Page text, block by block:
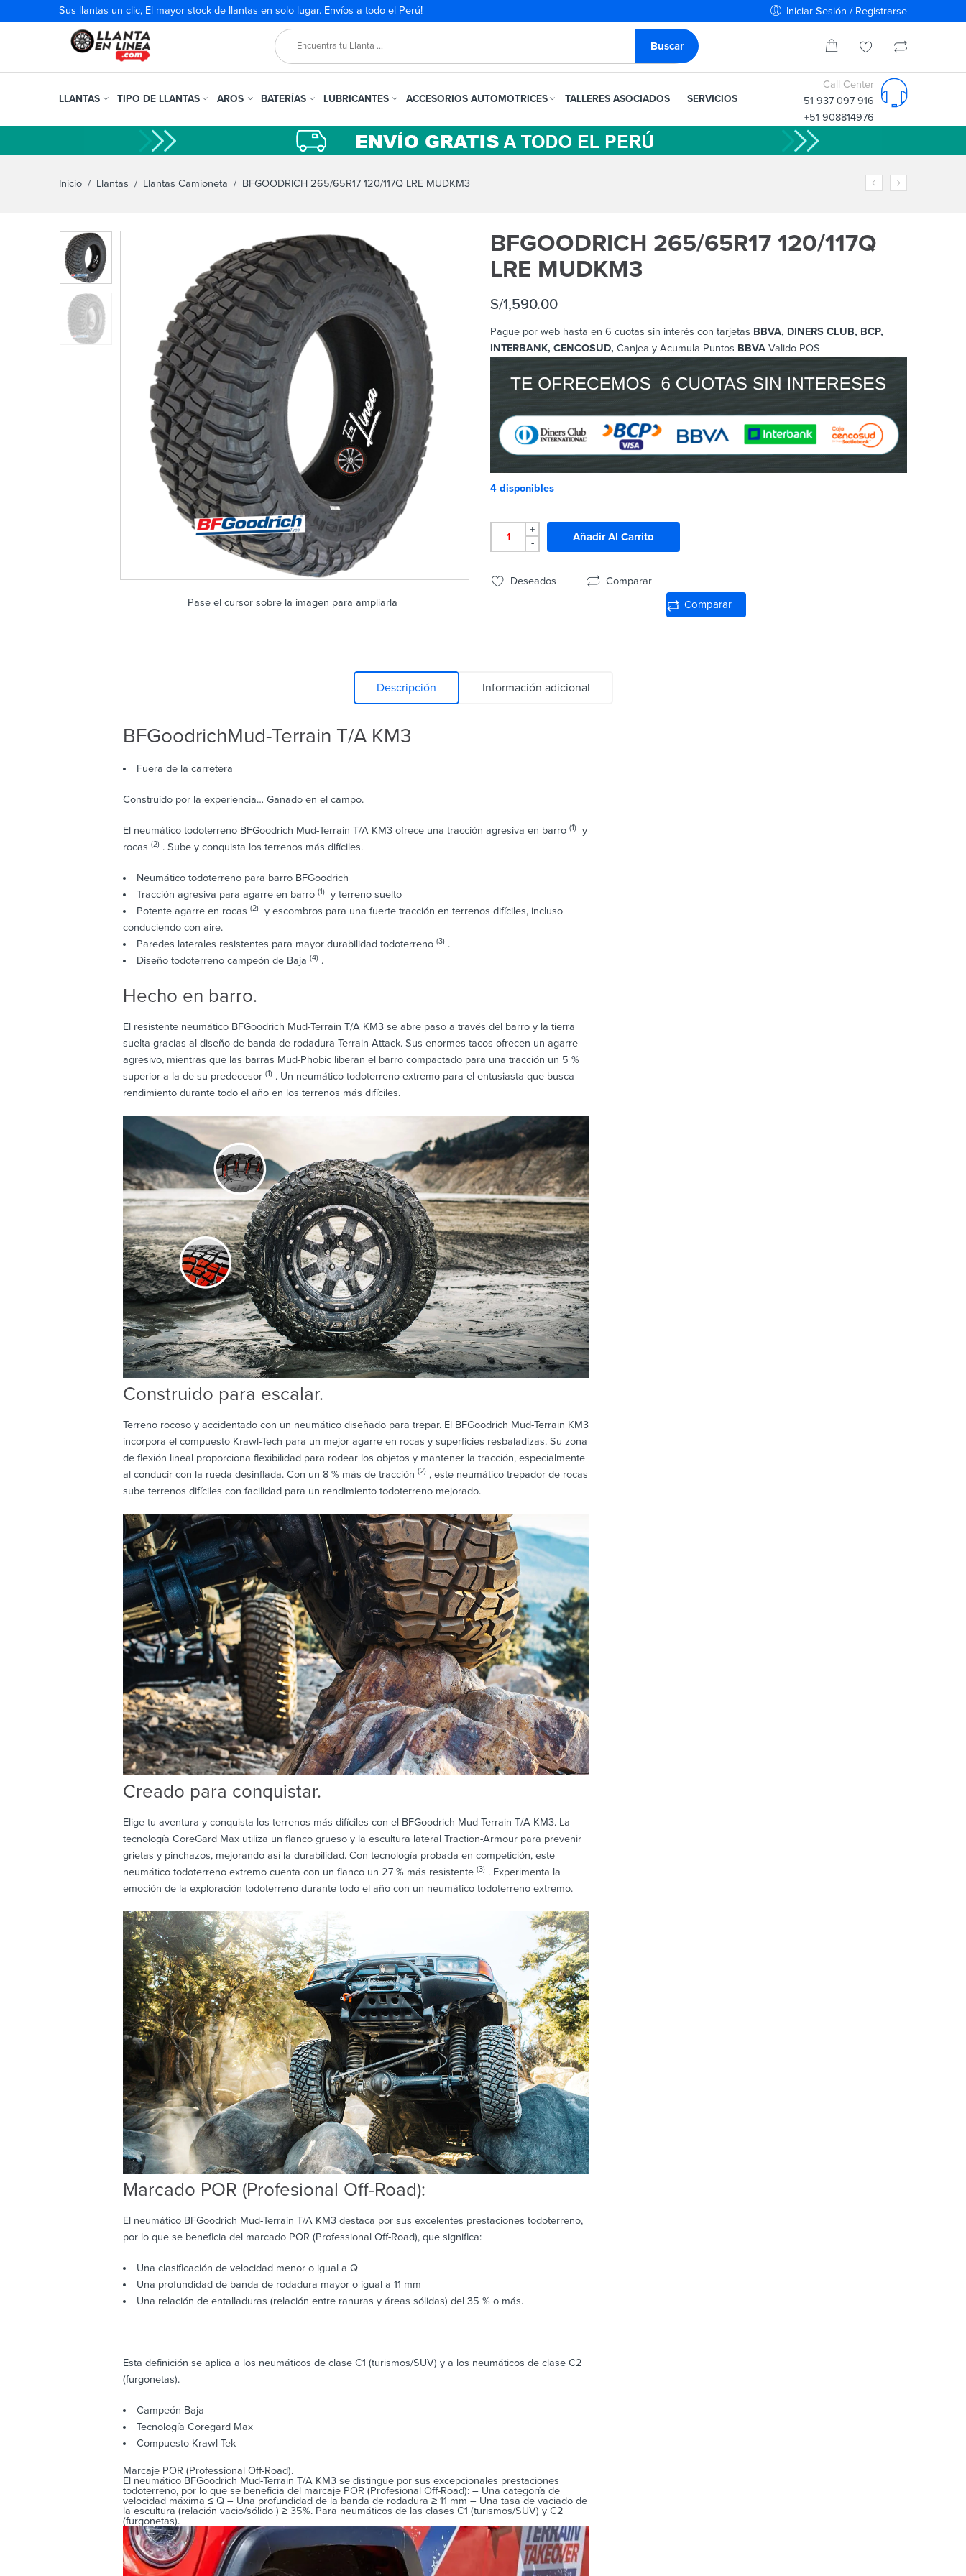
Sus llantas un clic, El mayor stock de llantas en solo lugar. Envíos a todo el Perú! Iniciar Sesión / Registrarse
LLANTAS TIPO DE LLANTAS AROS BATERÍAS LUBRICANTES ACCESORIOS AUTOMOTRICES TALLERES ASOCIADOS SERVICIOS
Call Center
+51 937 097 916
+51 908814976
Inicio / Llantas / Llantas Camioneta / BFGOODRICH 265/65R17 120/117Q LRE MUDKM3
Pase el cursor sobre la imagen para ampliarla
BFGOODRICH 265/65R17 120/117Q
LRE MUDKM3
S/1,590.00
Pague por web hasta en 6 cuotas sin interés con tarjetas BBVA, DINERS CLUB, BCP,
INTERBANK, CENCOSUD, Canjea y Acumula Puntos BBVA Valido POS
4 disponibles
+
-
Añadir Al Carrito
Deseados Comparar
Comparar
Descripción Información adicional
BFGoodrichMud-Terrain T/A KM3
Fuera de la carretera
Construido por la experiencia… Ganado en el campo.
El neumático todoterreno BFGoodrich Mud-Terrain T/A KM3 ofrece una tracción agresiva en barro (1)y
rocas (2). Sube y conquista los terrenos más difíciles.
Neumático todoterreno para barro BFGoodrich
Tracción agresiva para agarre en barro (1)
y terreno suelto
Potente agarre en rocas (2)
y escombros para una fuerte tracción en terrenos difíciles, incluso
conduciendo con aire.
Paredes laterales resistentes para mayor durabilidad todoterreno (3) .
Diseño todoterreno campeón de Baja (4) .
Hecho en barro.
El resistente neumático BFGoodrich Mud-Terrain T/A KM3 se abre paso a través del barro y la tierra
suelta gracias al diseño de banda de rodadura Terrain-Attack. Sus enormes tacos ofrecen un agarre
agresivo, mientras que las barras Mud-Phobic liberan el barro compactado para una tracción un 5 %
superior a la de su predecesor (1). Un neumático todoterreno extremo para el entusiasta que busca
rendimiento durante todo el año en los terrenos más difíciles.
Construido para escalar.
Terreno rocoso y accidentado con un neumático diseñado para trepar. El BFGoodrich Mud-Terrain KM3
incorpora el compuesto Krawl-Tech para un mejor agarre en rocas y superficies resbaladizas. Su zona
de flexión lineal proporciona flexibilidad para rodear los objetos y mantener la tracción, especialmente
al conducir con la rueda desinflada. Con un 8 % más de tracción (2), este neumático trepador de rocas
sube terrenos difíciles con facilidad para un rendimiento todoterreno mejorado.
Creado para conquistar.
Elige tu aventura y conquista los terrenos más difíciles con el BFGoodrich Mud-Terrain T/A KM3. La
tecnología CoreGard Max utiliza un flanco grueso y la escultura lateral Traction-Armour para prevenir
grietas y pinchazos, mejorando así la durabilidad. Con tecnología probada en competición, este
neumático todoterreno extremo cuenta con un flanco un 27 % más resistente (3). Experimenta la
emoción de la exploración todoterreno durante todo el año con un neumático todoterreno extremo.
Marcado POR (Profesional Off-Road):
El neumático BFGoodrich Mud-Terrain T/A KM3 destaca por sus excelentes prestaciones todoterreno,
por lo que se beneficia del marcado POR (Professional Off-Road), que significa:
Una clasificación de velocidad menor o igual a Q
Una profundidad de banda de rodadura mayor o igual a 11 mm
Una relación de entalladuras (relación entre ranuras y áreas sólidas) del 35 % o más.
Esta definición se aplica a los neumáticos de clase C1 (turismos/SUV) y a los neumáticos de clase C2
(furgonetas).
Campeón Baja
Tecnología Coregard Max
Compuesto Krawl-Tek
Marcaje POR (Professional Off-Road).
El neumático BFGoodrich Mud-Terrain T/A KM3 se distingue por sus excepcionales prestaciones
todoterreno, por lo que se beneficia del marcaje POR (Profesional Off-Road): – Una categoría de
velocidad máxima ≤ Q – Una profundidad de la banda de rodadura ≥ 11 mm – Una tasa de vaciado de
la escultura (relación vacio/sólido ) ≥ 35%. Para neumáticos de las clases C1 (turismos/SUV) y C2
(furgonetas).